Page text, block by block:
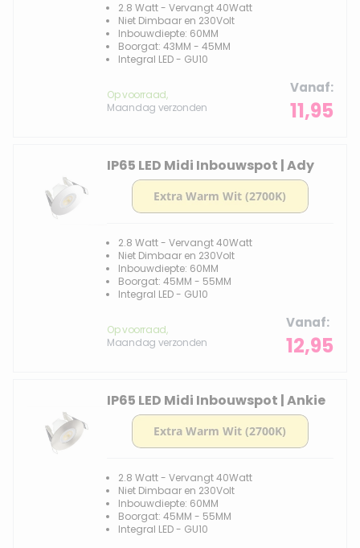
2.8 Watt - Vervangt 40Watt
Niet Dimbaar en 230Volt
Inbouwdiepte: 60MM
Boorgat: 43MM - 45MM
Integral LED - GU10
Op voorraad,
Maandag verzonden
Vanaf
11,95
IP65 LED Midi Inbouwspot | Ady
2.8 Watt - Vervangt 40Watt
Niet Dimbaar en 230Volt
Inbouwdiepte: 60MM
Boorgat: 45MM - 55MM
Integral LED - GU10
Op voorraad,
Maandag verzonden
Vanaf
12,95
IP65 LED Midi Inbouwspot | Ankie
2.8 Watt - Vervangt 40Watt
Niet Dimbaar en 230Volt
Inbouwdiepte: 60MM
Boorgat: 45MM - 55MM
Integral LED - GU10